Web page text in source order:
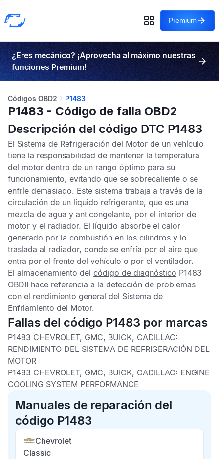
Premium
¿Eres mecánico? ¡Aprovecha al máximo nuestras
funciones Premium!
Códigos OBD2 P1483
P1483 - Código de falla OBD2
Descripción del código DTC P1483
El Sistema de Refrigeración del Motor de un vehículo
tiene la responsabilidad de mantener la temperatura
del motor dentro de un rango óptimo para su
funcionamiento, evitando que se sobrecaliente o se
enfríe demasiado. Este sistema trabaja a través de la
circulación de un líquido refrigerante, que es una
mezcla de agua y anticongelante, por el interior del
motor y el radiador. El líquido absorbe el calor
generado por la combustión en los cilindros y lo
traslada al radiador, donde se enfría por el aire que
entra por el frente del vehículo o por el ventilador.
El almacenamiento del código de diagnóstico P1483
OBDII hace referencia a la detección de problemas
con el rendimiento general del Sistema de
Enfriamiento del Motor.
Fallas del código P1483 por marcas
P1483 CHEVROLET, GMC, BUICK, CADILLAC:
RENDIMIENTO DEL SISTEMA DE REFRIGERACIÓN DEL
MOTOR
P1483 CHEVROLET, GMC, BUICK, CADILLAC: ENGINE
COOLING SYSTEM PERFORMANCE
Manuales de reparación del
código P1483
Chevrolet
Classic